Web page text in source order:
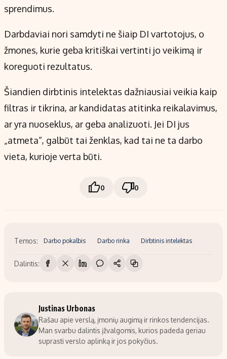
sprendimus.
Darbdaviai nori samdyti ne šiaip DI vartotojus, o
žmones, kurie geba kritiškai vertinti jo veikimą ir
koreguoti rezultatus.
Šiandien dirbtinis intelektas dažniausiai veikia kaip
filtras ir tikrina, ar kandidatas atitinka reikalavimus,
ar yra nuoseklus, ar geba analizuoti. Jei DI jus
„atmeta“, galbūt tai ženklas, kad tai ne ta darbo
vieta, kurioje verta būti.
0 0
Temos: Darbo pokalbis Darbo rinka Dirbtinis intelektas
Dalintis:
Justinas Urbonas
Rašau apie verslą, įmonių augimą ir rinkos tendencijas.
Man svarbu dalintis įžvalgomis, kurios padeda geriau
suprasti verslo aplinką ir jos pokyčius.